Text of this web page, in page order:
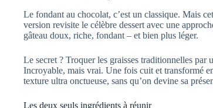
Le fondant au chocolat, c’est un classique. Mais
version revisite le célèbre dessert avec une
gâteau doux, riche, fondant – et bien plus léger.
Le secret ? Troquer les graisses traditionnelles par
Incroyable, mais vrai. Une fois cuit et transformé
texture ultra onctueuse, sans qu’on devine sa
Les deux seuls ingrédients à réunir